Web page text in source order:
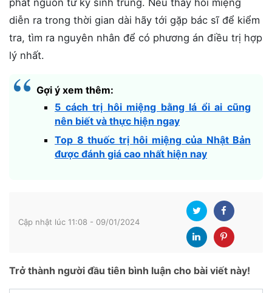
diễn ra trong thời gian dài hãy tới gặp bác sĩ để kiểm
tra, tìm ra nguyên nhân để có phương án điều trị hợp
lý nhất.
Gợi ý xem thêm:
5 cách trị hôi miệng bằng lá ổi ai cũng
nên biết và thực hiện ngay
Top 8 thuốc trị hôi miệng của Nhật Bản
được đánh giá cao nhất hiện nay
Cập nhật lúc 11:08 - 09/01/2024
Trở thành người đầu tiên bình luận cho bài viết này!